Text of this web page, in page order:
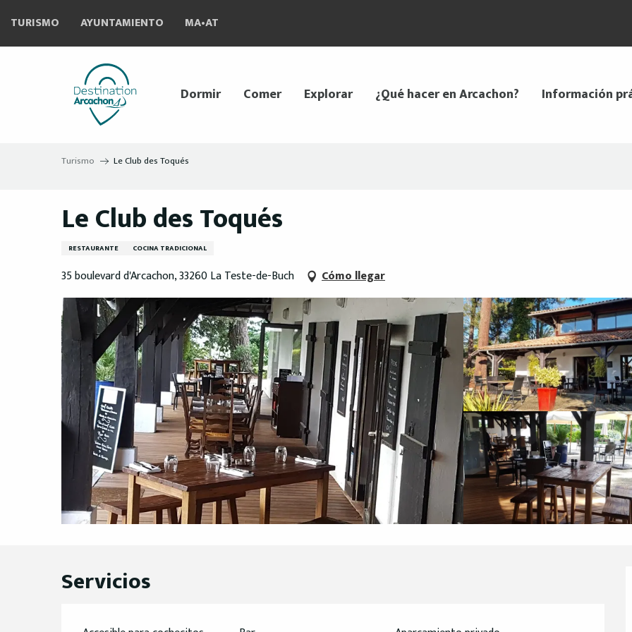
contenu
TURISMO AYUNTAMIENTO MA•AT
Dormir Comer Explorar ¿Qué hacer en Arcachon? Información
Turismo Le Club des Toqués
Le Club des Toqués
RESTAURANTE COCINA TRADICIONAL
35 boulevard d'Arcachon, 33260 La Teste-de-Buch Cómo llegar
Servicios